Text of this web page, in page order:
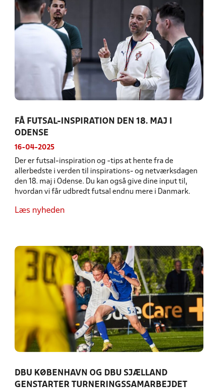
FÅ FUTSAL-INSPIRATION DEN 18. MAJ I
ODENSE
16-04-2025
Der er futsal-inspiration og -tips at hente fra de
allerbedste i verden til inspirations- og netværksdagen
den 18. maj i Odense. Du kan også give dine input til,
hvordan vi får udbredt futsal endnu mere i Danmark.
Læs nyheden
DBU KØBENHAVN OG DBU SJÆLLAND
GENSTARTER TURNERINGSSAMARBEJDET